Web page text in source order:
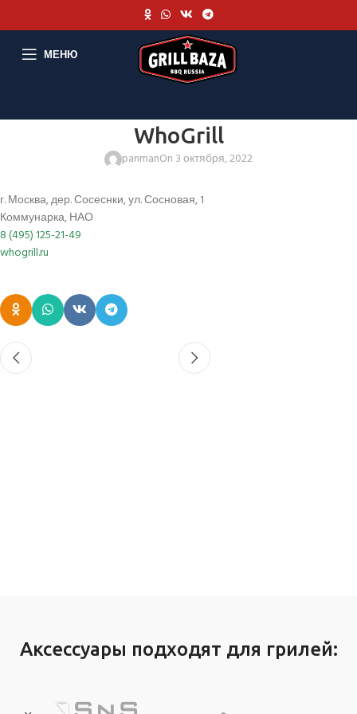
МЕНЮ
WhoGrill
panmanOn 3 октября, 2022
г. Москва, дер. Сосеснки, ул. Сосновая, 1
Коммунарка, НАО
8 (495) 125-21-49
whogrill.ru
Аксессуары подходят для грилей: